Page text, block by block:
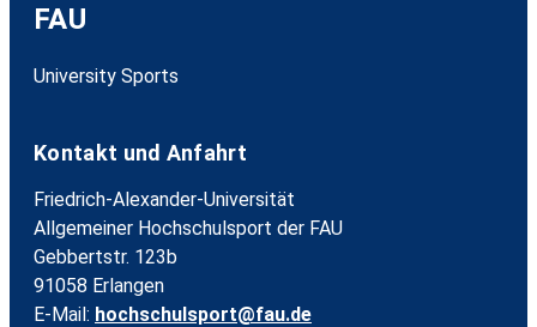
FAU
University Sports
Kontakt und Anfahrt
Friedrich-Alexander-Universität
Allgemeiner Hochschulsport der FAU
Gebbertstr. 123b
91058 Erlangen
E-Mail: hochschulsport@fau.de